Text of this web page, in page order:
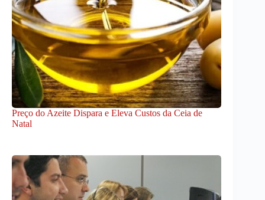
Preço do Azeite Dispara e Eleva Custos da Ceia de
Natal